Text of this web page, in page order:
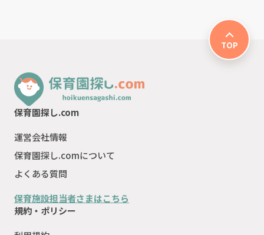
TOP
保育園探し.com
運営会社情報
保育園探し.comについて
よくある質問
保育施設担当者さまはこちら
規約・ポリシー